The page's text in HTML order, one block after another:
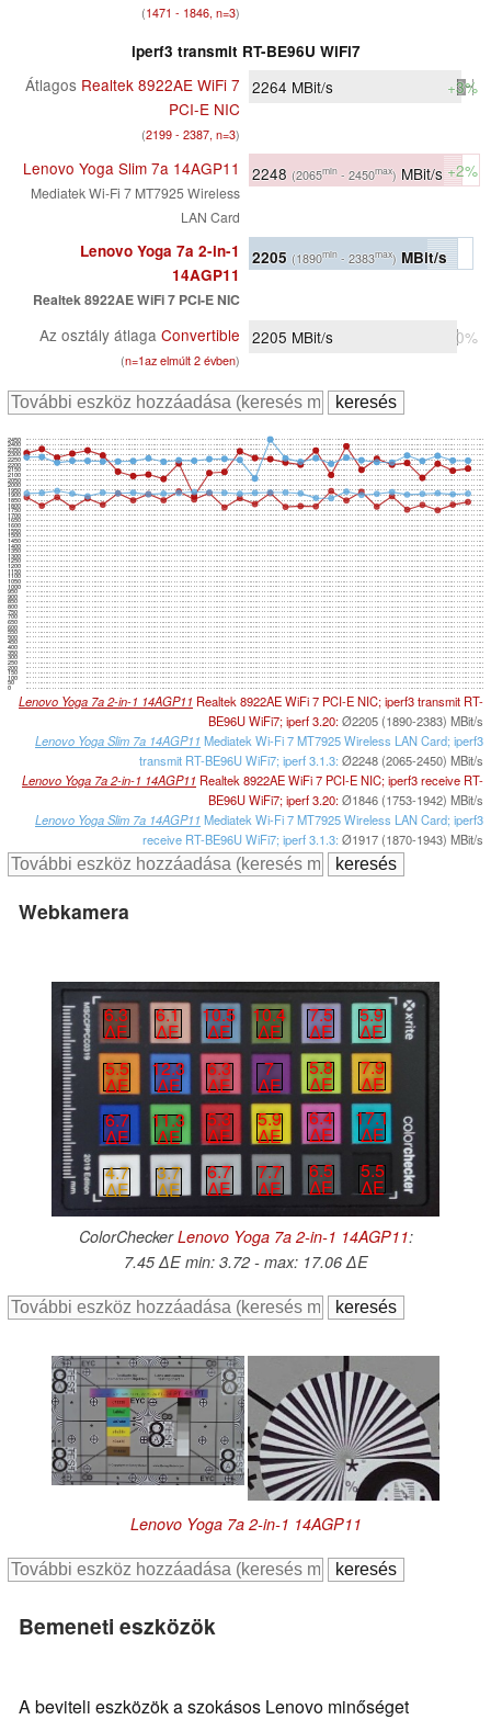
(1471 - 1846, n=3)
iperf3 transmit RT-BE96U WiFi7
Átlagos Realtek 8922AE WiFi 7
PCI-E NIC
(2199 - 2387, n=3)
2264 MBit/s +3%
Lenovo Yoga Slim 7a 14AGP11
Mediatek Wi-Fi 7 MT7925 Wireless
LAN Card
2248 (2065min - 2450max) MBit/s +2%
Lenovo Yoga 7a 2-in-1
14AGP11
Realtek 8922AE WiFi 7 PCI-E NIC
2205 (1890min - 2383max) MBit/s
Az osztály átlaga Convertible
(n=1az elmúlt 2 évben)
2205 MBit/s 0%
0
50
100
150
200
250
300
350
400
450
500
550
600
650
700
750
800
850
900
950
1000
1050
1100
1150
1200
1250
1300
1350
1400
1450
1500
1550
1600
1650
1700
1750
1800
1850
1900
1950
2000
2050
2100
2150
2200
2250
2300
2350
2400
2450
Lenovo Yoga 7a 2-in-1 14AGP11 Realtek 8922AE WiFi 7 PCI-E NIC; iperf3 transmit RT-
BE96U WiFi7; iperf 3.20:Ø2205 (1890-2383) MBit/s
Lenovo Yoga Slim 7a 14AGP11 Mediatek Wi-Fi 7 MT7925 Wireless LAN Card; iperf3
transmit RT-BE96U WiFi7; iperf 3.1.3: Ø2248 (2065-2450) MBit/s
Lenovo Yoga 7a 2-in-1 14AGP11 Realtek 8922AE WiFi 7 PCI-E NIC; iperf3 receive RT-
BE96U WiFi7; iperf 3.20:Ø1846 (1753-1942) MBit/s
Lenovo Yoga Slim 7a 14AGP11 Mediatek Wi-Fi 7 MT7925 Wireless LAN Card; iperf3
receive RT-BE96U WiFi7; iperf 3.1.3: Ø1917 (1870-1943) MBit/s
Webkamera
6.3
∆E
6.1
∆E
10.5
∆E
10.4
∆E
7.5
∆E
5.9
∆E
5.5
∆E
12.3
∆E
6.3
∆E
7
∆E
5.8
∆E
7.9
∆E
6.7
∆E
11.3
∆E
5.3
∆E
5.9
∆E
6.4
∆E
17.1
∆E
4.7
∆E
3.7
∆E
6.7
∆E
7.7
∆E
6.5
∆E
5.5
∆E
ColorCheckerLenovo Yoga 7a 2-in-1 14AGP11:
7.45 ∆E min: 3.72 - max: 17.06 ∆E
Lenovo Yoga 7a 2-in-1 14AGP11
Bemeneti eszközök
A beviteli eszközök a szokásos Lenovo minőséget